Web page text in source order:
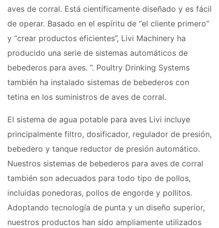
aves de corral. Está científicamente diseñado y es fácil
de operar. Basado en el espíritu de “el cliente primero”
y “crear productos eficientes”, Livi Machinery ha
producido una serie de sistemas automáticos de
bebederos para aves. ”. Poultry Drinking Systems
también ha instalado sistemas de bebederos con
tetina en los suministros de aves de corral.
El sistema de agua potable para aves Livi incluye
principalmente filtro, dosificador, regulador de presión,
bebedero y tanque reductor de presión automático.
Nuestros sistemas de bebederos para aves de corral
también son adecuados para todo tipo de pollos,
incluidas ponedoras, pollos de engorde y pollitos.
Adoptando tecnología de punta y un diseño superior,
nuestros productos han sido ampliamente utilizados